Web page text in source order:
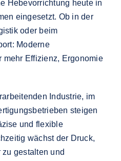
Hebevorrichtung heute in
eingesetzt. Ob in der
oder beim
Moderne
mehr Effizienz, Ergonomie
Industrie, im
steigen
und flexible
wächst der Druck,
gestalten und